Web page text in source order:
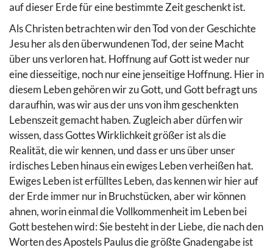
auf dieser Erde für eine bestimmte Zeit geschenkt ist.
Als Christen betrachten wir den Tod von der Geschichte
Jesu her als den überwundenen Tod, der seine Macht
über uns verloren hat. Hoffnung auf Gott ist weder nur
eine diesseitige, noch nur eine jenseitige Hoffnung. Hier in
diesem Leben gehören wir zu Gott, und Gott befragt uns
daraufhin, was wir aus der uns von ihm geschenkten
Lebenszeit gemacht haben. Zugleich aber dürfen wir
wissen, dass Gottes Wirklichkeit größer ist als die
Realität, die wir kennen, und dass er uns über unser
irdisches Leben hinaus ein ewiges Leben verheißen hat.
Ewiges Leben ist erfülltes Leben, das kennen wir hier auf
der Erde immer nur in Bruchstücken, aber wir können
ahnen, worin einmal die Vollkommenheit im Leben bei
Gott bestehen wird: Sie besteht in der Liebe, die nach den
Worten des Apostels Paulus die größte Gnadengabe ist